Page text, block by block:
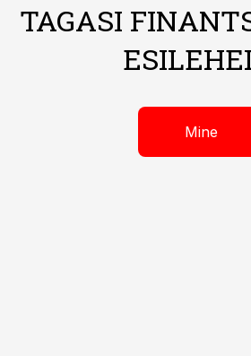
TAGASI
Mine